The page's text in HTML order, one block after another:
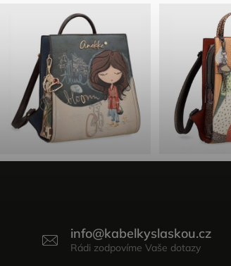
info@kabelkyslaskou.cz